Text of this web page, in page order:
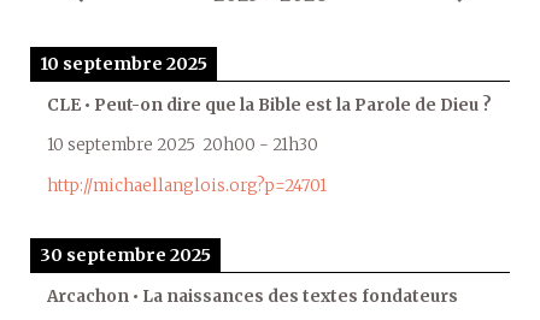
10 septembre 2025
CLE • Peut-on dire que la Bible est la Parole de Dieu ?
10 septembre 2025 20h00 - 21h30
http://michaellanglois.org?p=24701
30 septembre 2025
Arcachon • La naissances des textes fondateurs